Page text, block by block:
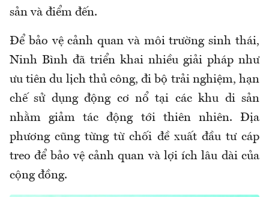
sản và điểm đến.
Để bảo vệ cảnh quan và môi trường sinh thái,
Ninh Bình đã triển khai nhiều giải pháp như
ưu tiên du lịch thủ công, đi bộ trải nghiệm, hạn
chế sử dụng động cơ nổ tại các khu di sản
nhằm giảm tác động tới thiên nhiên. Địa
phương cũng từng từ chối đề xuất đầu tư cáp
treo để bảo vệ cảnh quan và lợi ích lâu dài của
cộng đồng.